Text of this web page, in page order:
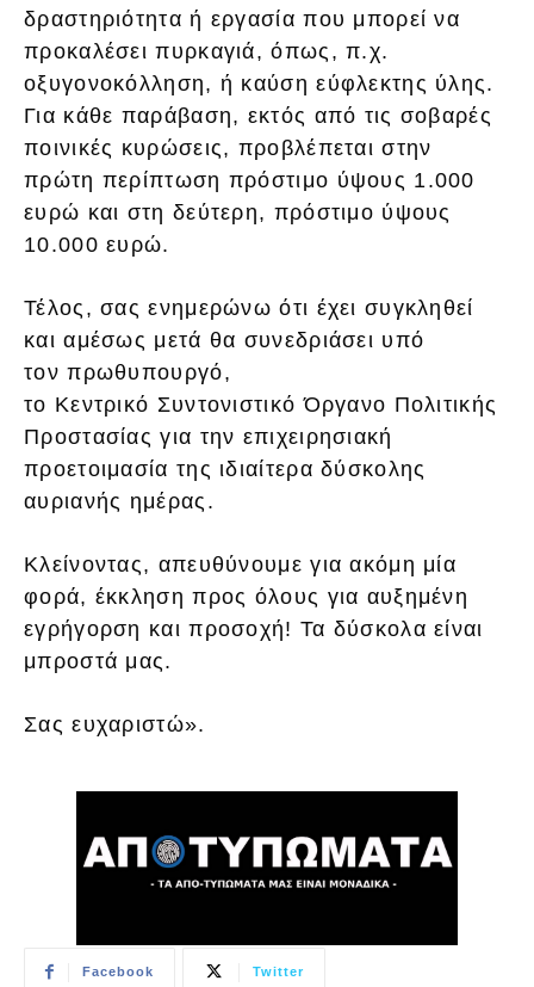
δραστηριότητα ή εργασία που μπορεί να
προκαλέσει πυρκαγιά, όπως, π.χ.
οξυγονοκόλληση, ή καύση εύφλεκτης ύλης.
Για κάθε παράβαση, εκτός από τις σοβαρές
ποινικές κυρώσεις, προβλέπεται στην
πρώτη περίπτωση πρόστιμο ύψους 1.000
ευρώ και στη δεύτερη, πρόστιμο ύψους
10.000 ευρώ.
Τέλος, σας ενημερώνω ότι έχει συγκληθεί
και αμέσως μετά θα συνεδριάσει υπό
τον πρωθυπουργό,
το Κεντρικό Συντονιστικό Όργανο Πολιτικής
Προστασίας για την επιχειρησιακή
προετοιμασία της ιδιαίτερα δύσκολης
αυριανής ημέρας.
Κλείνοντας, απευθύνουμε για ακόμη μία
φορά, έκκληση προς όλους για αυξημένη
εγρήγορση και προσοχή! Τα δύσκολα είναι
μπροστά μας.
Σας ευχαριστώ».
Facebook Twitter